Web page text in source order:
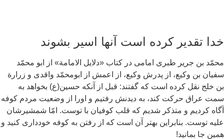
تقدیر کرده است آنها اسیر بشوند
بن جریر طبری امامی در کتاب «دلایل الامامة» از ابو محمّد
بن وکیع، از پدرش وکیع، از اعمش از ابومحمّد واقدی و زرارة
خلج نقل کرده است که گفتند: قبل از آنکه حسین(ع) بخواهد به
عراق حرکت کند، به دیدنش رفتیم و اورا از وضعیت مردم کوفه
کردیم و متذکر شدیم که قلب کوفیان با توست. امّا شمشیرشان
توست. بنابراین بهتر آن است که از رفتن به کوفه خودداری کنید و
جا بمانید!